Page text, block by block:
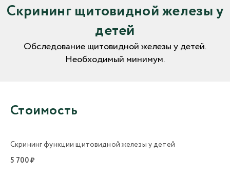
Скрининг щитовидной железы у
детей
Обследование щитовидной железы у детей.
Необходимый минимум.
Стоимость
Скрининг функции щитовидной железы у детей
5 700 ₽